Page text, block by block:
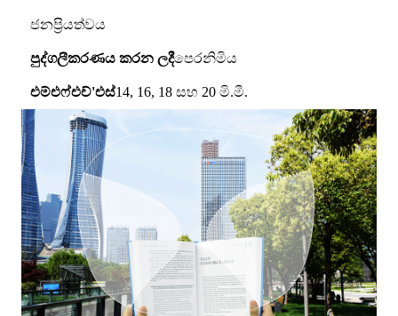
ජනප්‍රියත්වය
පුද්ගලීකරණය කරන ලදීපෙරනිමිය
එම්එෆ්එච්'එස්14, 16, 18 සහ 20 මි.මී.